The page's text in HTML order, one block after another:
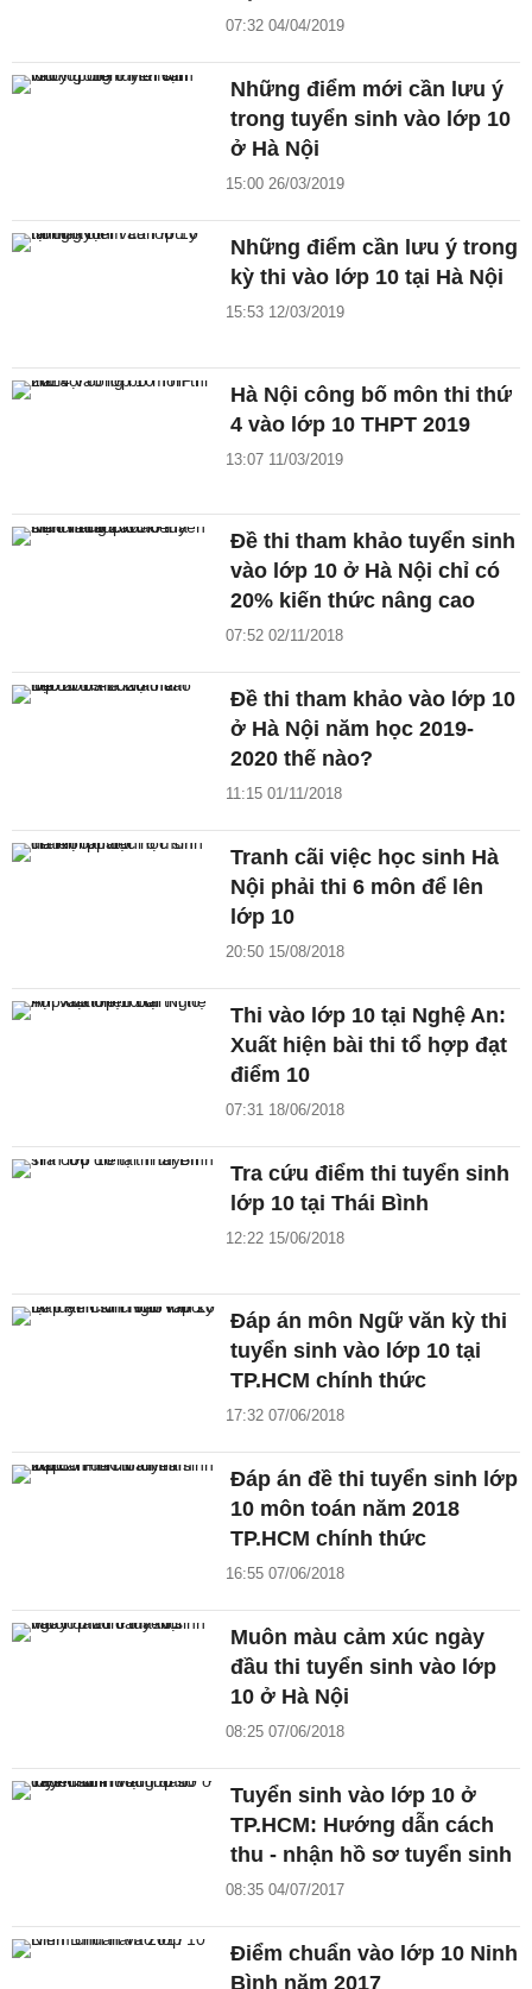
07:32 04/04/2019
Những điểm mới cần lưu ý
trong tuyển sinh vào lớp 10
ở Hà Nội
15:00 26/03/2019
Những điểm cần lưu ý trong
kỳ thi vào lớp 10 tại Hà Nội
15:53 12/03/2019
Hà Nội công bố môn thi thứ
4 vào lớp 10 THPT 2019
13:07 11/03/2019
Đề thi tham khảo tuyển sinh
vào lớp 10 ở Hà Nội chỉ có
20% kiến thức nâng cao
07:52 02/11/2018
Đề thi tham khảo vào lớp 10
ở Hà Nội năm học 2019-
2020 thế nào?
11:15 01/11/2018
Tranh cãi việc học sinh Hà
Nội phải thi 6 môn để lên
lớp 10
20:50 15/08/2018
Thi vào lớp 10 tại Nghệ An:
Xuất hiện bài thi tổ hợp đạt
điểm 10
07:31 18/06/2018
Tra cứu điểm thi tuyển sinh
lớp 10 tại Thái Bình
12:22 15/06/2018
Đáp án môn Ngữ văn kỳ thi
tuyển sinh vào lớp 10 tại
TP.HCM chính thức
17:32 07/06/2018
Đáp án đề thi tuyển sinh lớp
10 môn toán năm 2018
TP.HCM chính thức
16:55 07/06/2018
Muôn màu cảm xúc ngày
đầu thi tuyển sinh vào lớp
10 ở Hà Nội
08:25 07/06/2018
Tuyển sinh vào lớp 10 ở
TP.HCM: Hướng dẫn cách
thu - nhận hồ sơ tuyển sinh
08:35 04/07/2017
Điểm chuẩn vào lớp 10 Ninh
Bình năm 2017